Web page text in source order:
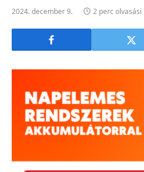
2024. december 9. 2 perc olvasási